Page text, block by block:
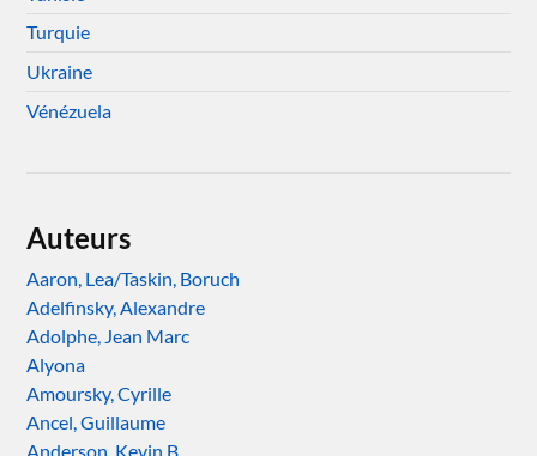
Turquie
Ukraine
Vénézuela
Auteurs
Aaron, Lea/Taskin, Boruch
Adelfinsky, Alexandre
Adolphe, Jean Marc
Alyona
Amoursky, Cyrille
Ancel, Guillaume
Anderson, Kevin B.